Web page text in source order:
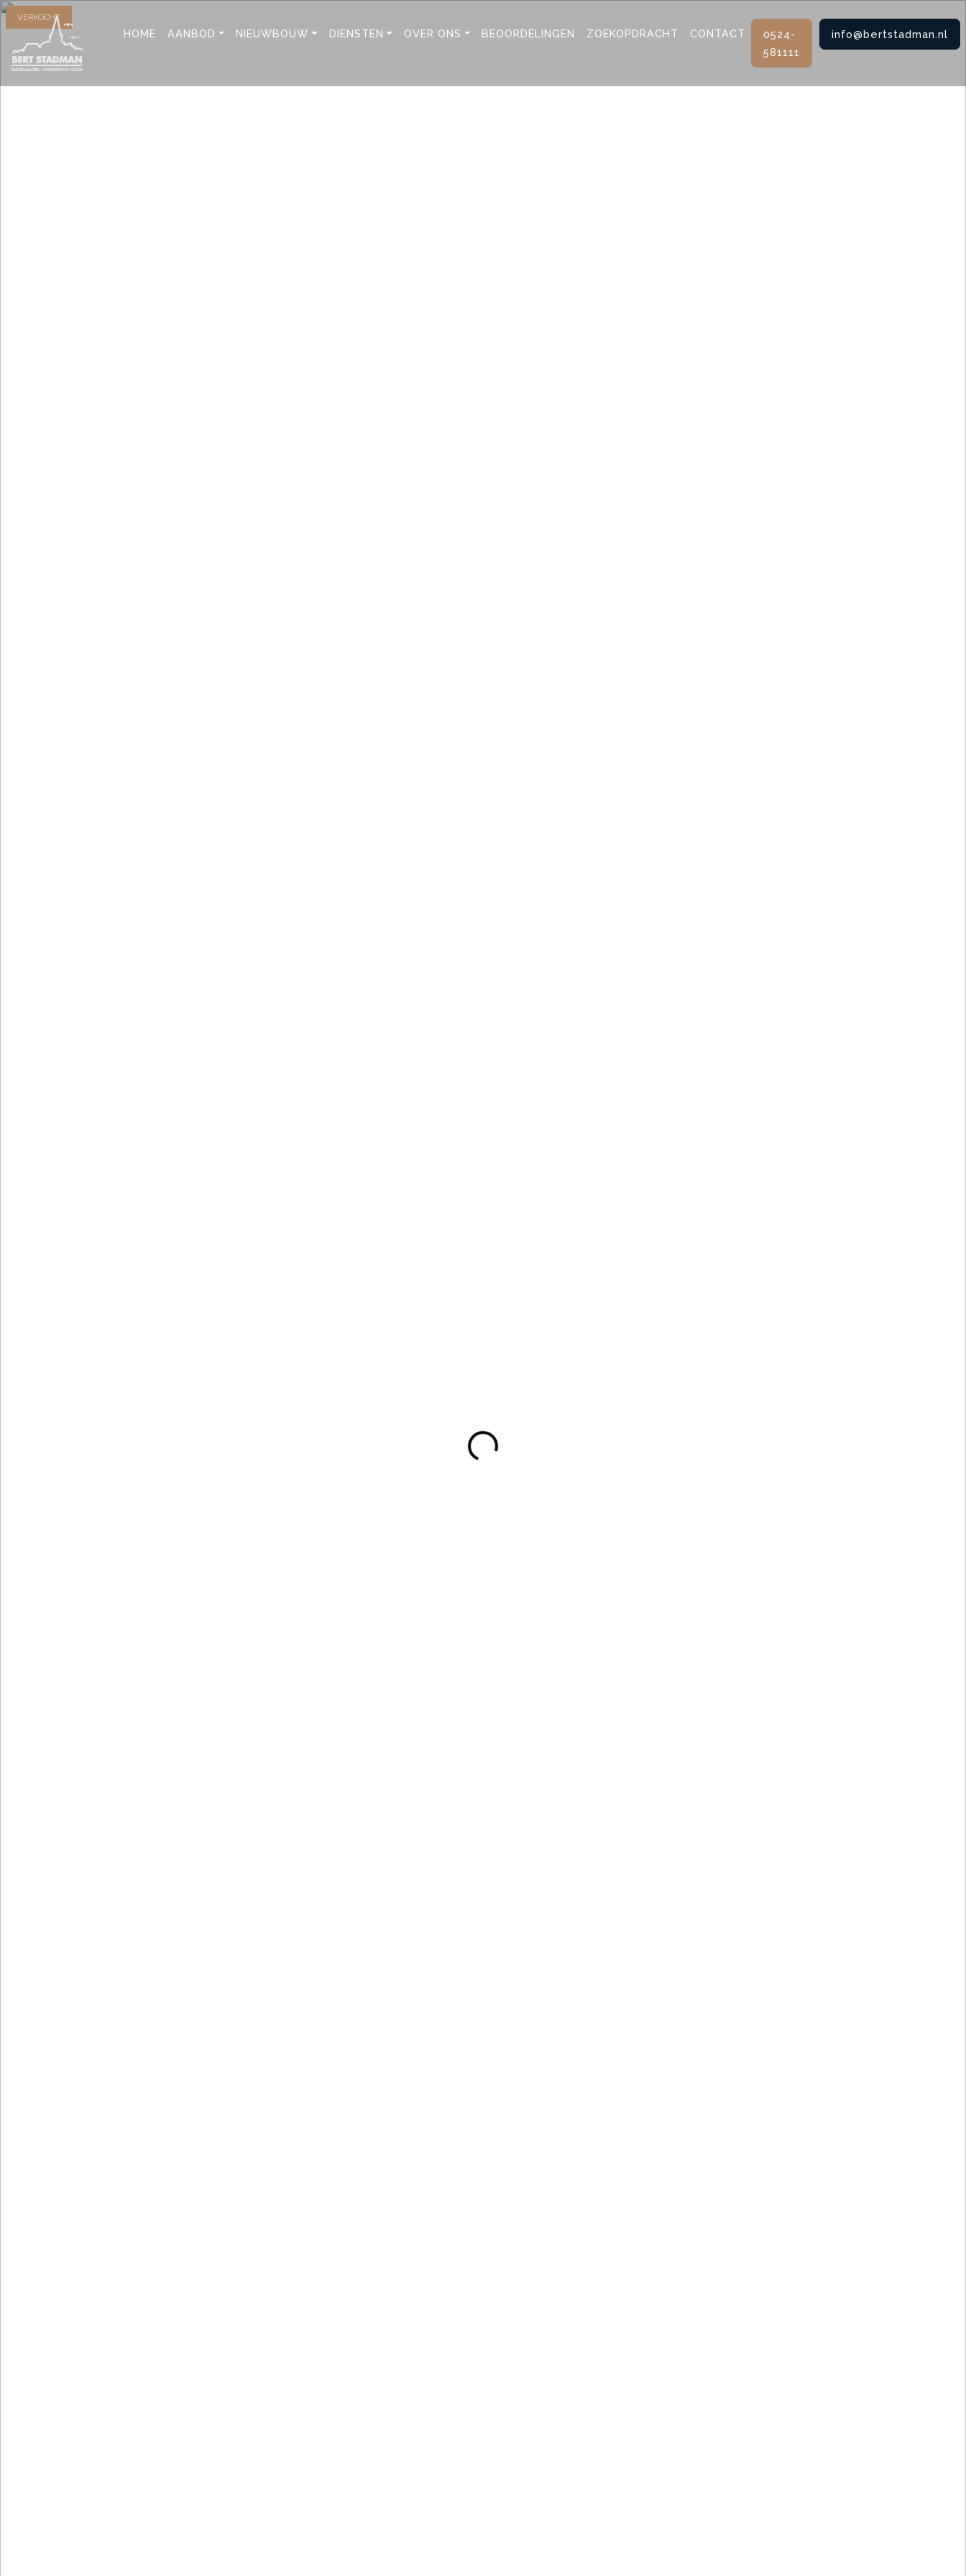
HOME AANBOD NIEUWBOUW DIENSTEN OVER ONS BEOORDELINGEN ZOEKOPDRACHT CONTACT
0524-
581111
info@bertstadman.nl
VERKOCHT